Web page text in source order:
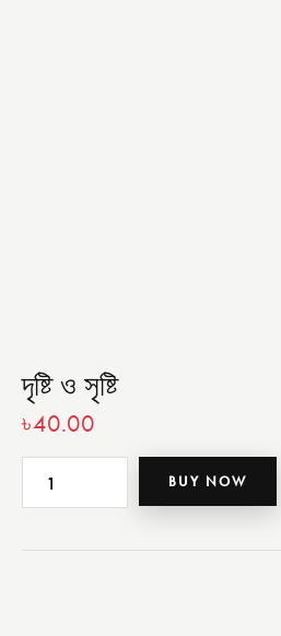
দৃষ্টি ও সৃষ্টি
৳40.00
BUY NOW